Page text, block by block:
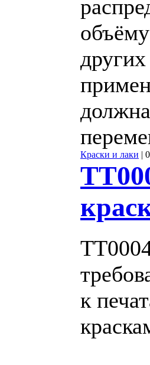
Краски и лаки |
к